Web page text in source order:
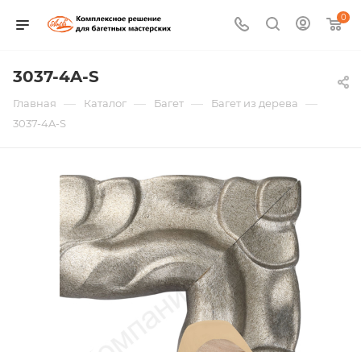
0
3037-4A-S
Главная — Каталог — Багет — Багет из дерева —
3037-4A-S